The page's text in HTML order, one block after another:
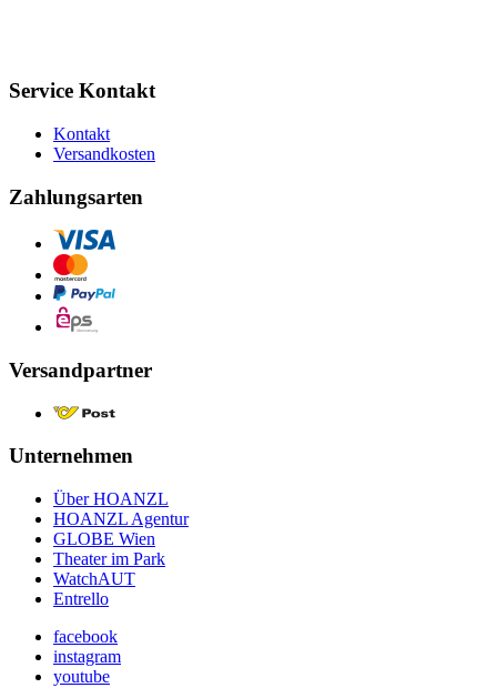
Service Kontakt
Kontakt
Versandkosten
Zahlungsarten
Versandpartner
Unternehmen
Über HOANZL
HOANZL Agentur
GLOBE Wien
Theater im Park
WatchAUT
Entrello
facebook
instagram
youtube